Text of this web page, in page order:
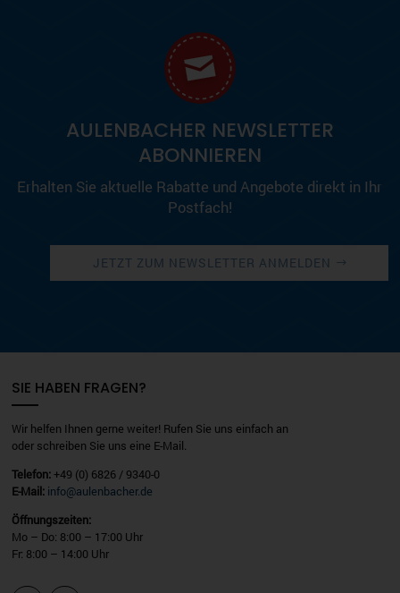
AULENBACHER NEWSLETTER
ABONNIEREN
Erhalten Sie aktuelle Rabatte und Angebote direkt in Ihr
Postfach!
JETZT ZUM NEWSLETTER ANMELDEN
SIE HABEN FRAGEN?
Wir helfen Ihnen gerne weiter! Rufen Sie uns einfach an
oder schreiben Sie uns eine E-Mail.
Telefon:+49 (0) 6826 / 9340-0
E-Mail: info@aulenbacher.de
Öffnungszeiten:
Mo – Do: 8:00 – 17:00 Uhr
Fr: 8:00 – 14:00 Uhr